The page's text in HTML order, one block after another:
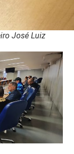
José Luiz